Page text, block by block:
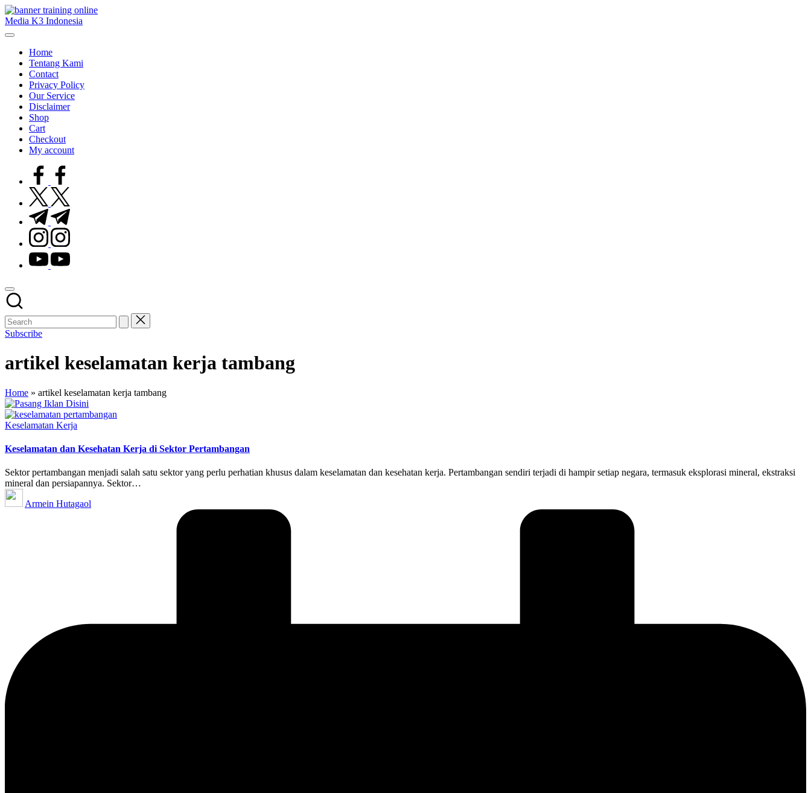
Skip
to
content
Media K3 Indonesia
Media
Seputar
Dunia
K3LH
Home
Tentang Kami
Contact
Privacy Policy
Our Service
Disclaimer
Shop
Cart
Checkout
My account
facebook.com
twitter.com
t.me
instagram.com
youtube.com
Subscribe
artikel keselamatan kerja tambang
Home » artikel keselamatan kerja tambang
Posted
Keselamatan Kerja
Keselamatan dan Kesehatan Kerja di Sektor Pertambangan
Sektor pertambangan menjadi salah satu sektor yang perlu perhatian khusus dalam keselamatan dan kesehatan kerja. Pertambangan sendiri terjadi di hampir setiap negara, termasuk eksplorasi mineral, ekstraksi
mineral dan persiapannya. Sektor…
Posted
by
Armein Hutagaol